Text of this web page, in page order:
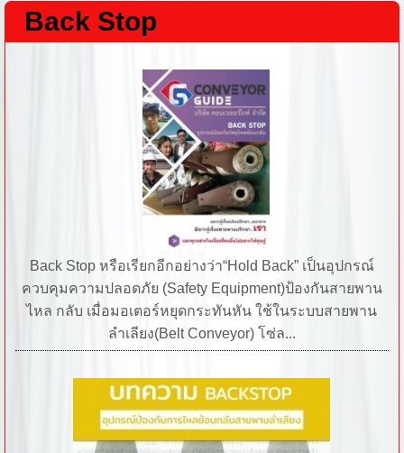
Back Stop
Back Stop หรือเรียกอีกอย่างว่า“Hold Back” เป็นอุปกรณ์
ควบคุมความปลอดภัย (Safety Equipment)ป้องกันสายพาน
ไหล กลับ เมื่อมอเตอร์หยุดกระทันหัน ใช้ในระบบสายพาน
ลำเลียง(Belt Conveyor) โซ่ล...